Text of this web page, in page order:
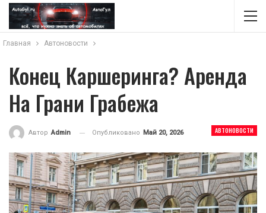
Главная Автоновости
Конец Каршеринга? Аренда
На Грани Грабежа
АВТОНОВОСТИ
Автор Admin Опубликовано Май 20, 2026